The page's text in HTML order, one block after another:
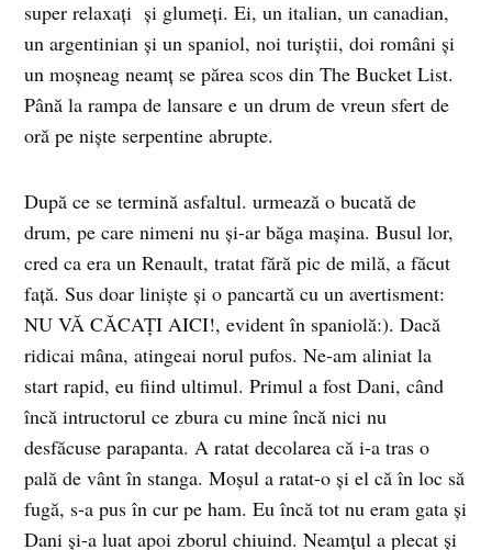
super relaxați și glumeți. Ei, un italian, un canadian,
un argentinian și un spaniol, noi turiștii, doi români și
un moșneag neamț se părea scos din The Bucket List.
Până la rampa de lansare e un drum de vreun sfert de
oră pe niște serpentine abrupte.
După ce se termină asfaltul. urmează o bucată de
drum, pe care nimeni nu și-ar băga mașina. Busul lor,
cred ca era un Renault, tratat fără pic de milă, a făcut
față. Sus doar liniște și o pancartă cu un avertisment:
NU VĂ CĂCAȚI AICI!, evident în spaniolă:). Dacă
ridicai mâna, atingeai norul pufos. Ne-am aliniat la
start rapid, eu fiind ultimul. Primul a fost Dani, când
încă intructorul ce zbura cu mine încă nici nu
desfăcuse parapanta. A ratat decolarea că i-a tras o
pală de vânt în stanga. Moșul a ratat-o și el că în loc să
fugă, s-a pus în cur pe ham. Eu încă tot nu eram gata și
Dani și-a luat apoi zborul chiuind. Neamțul a plecat și